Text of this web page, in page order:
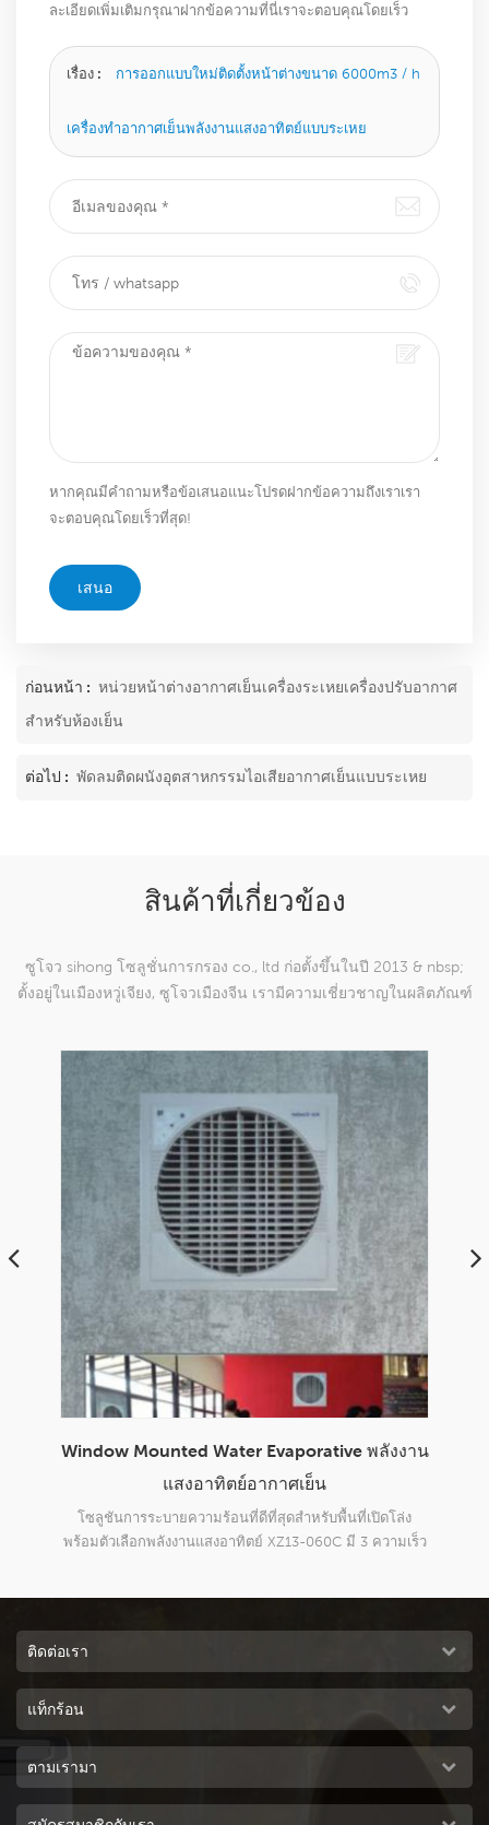
ละเอียดเพิ่มเติมกรุณาฝากข้อความที่นี่เราจะตอบคุณโดยเร็ว
เรื่อง : การออกแบบใหม่ติดตั้งหน้าต่างขนาด 6000m3 / h
เครื่องทำอากาศเย็นพลังงานแสงอาทิตย์แบบระเหย
หากคุณมีคำถามหรือข้อเสนอแนะโปรดฝากข้อความถึงเราเรา
จะตอบคุณโดยเร็วที่สุด!
เสนอ
ก่อนหน้า : หน่วยหน้าต่างอากาศเย็นเครื่องระเหยเครื่องปรับอากาศ
สำหรับห้องเย็น
ต่อไป : พัดลมติดผนังอุตสาหกรรมไอเสียอากาศเย็นแบบระเหย
สินค้าที่เกี่ยวข้อง
ซูโจว sihong โซลูชั่นการกรอง co., ltd ก่อตั้งขึ้นในปี 2013 & nbsp;
ตั้งอยู่ในเมืองหวู่เจียง, ซูโจวเมืองจีน เรามีความเชี่ยวชาญในผลิตภัณฑ์
Window Mounted Water Evaporative พลังงาน
แสงอาทิตย์อากาศเย็น
โซลูชันการระบายความร้อนที่ดีที่สุดสำหรับพื้นที่เปิดโล่ง
พร้อมตัวเลือกพลังงานแสงอาทิตย์ XZ13-060C มี 3 ความเร็ว
ติดต่อเรา
แท็กร้อน
ตามเรามา